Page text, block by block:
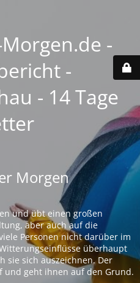
-
-
- 14 Tage
Morgen
und übt einen großen
aber auch auf die
Personen nicht darüber im
überhaupt
sie sich auszeichnen. Der
und geht ihnen auf den Grund.